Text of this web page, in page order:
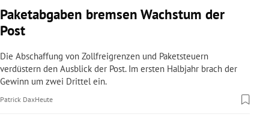
Paketabgaben bremsen Wachstum der
Post
Die Abschaffung von Zollfreigrenzen und Paketsteuern
verdüstern den Ausblick der Post. Im ersten Halbjahr brach der
Gewinn um zwei Drittel ein.
Patrick DaxHeute